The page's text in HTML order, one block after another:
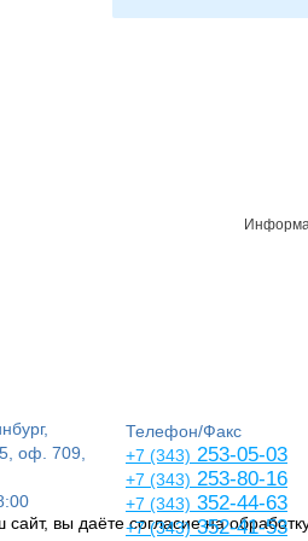
оф. 709,
Телефон/Факс
+7 (343) 253-05-03
+7 (343) 253-80-16
+7 (343) 352-44-63
+7 (343)352-41-53
вы даёте согласие на